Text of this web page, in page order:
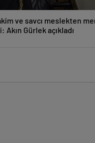
ve savcı meslekten
Akın Gürlek açıkladı